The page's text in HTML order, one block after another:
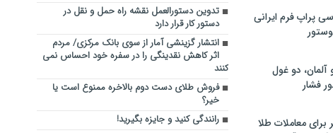
پراپ فرم ایرانی
آلمان، دو غول
فشار
برای معاملات طلا
تدوین دستورالعمل نقشه راه حمل و نقل در
دستور کار قرار دارد
انتشار گزینشی آمار از سوی بانک مرکزی/ مردم
اثر کاهش نقدینگی را در سفره خود احساس نمی
کنند
فروش طلای دست دوم بالاخره ممنوع است یا
خیر؟
رانندگی کنید و جایزه بگیرید!